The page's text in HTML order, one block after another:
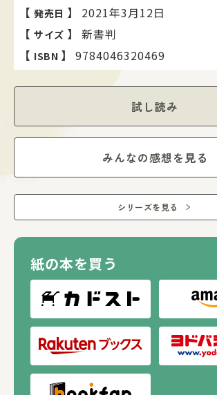
【 発売日 】
2021年3月12日
【 サイズ 】
新書判
【 ISBN 】 9784046320469
試し読み
みんなの感想を見る
シリーズを見る
紙の本を買う